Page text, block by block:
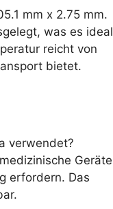
mm x 2.75 mm.
was es ideal
reicht von
bietet.
verwendet?
Geräte
erfordern. Das